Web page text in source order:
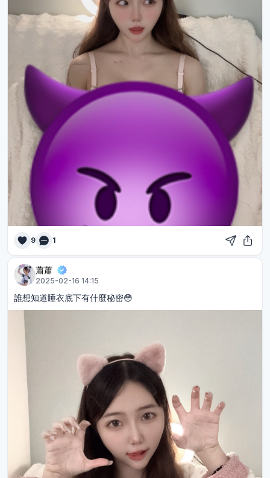
9 1
蕭蕭
2025-02-16 14:15
誰想知道睡衣底下有什麼秘密😳